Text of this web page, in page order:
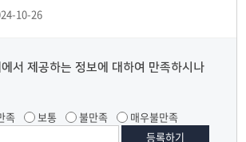
10-26
서 제공하는 정보에 대하여 만족하시나
족 보통 불만족 매우불만족